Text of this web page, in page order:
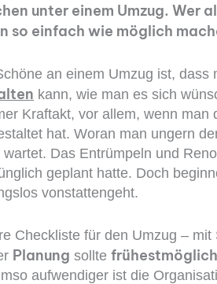
unter einem Umzug. Wer
so einfach wie möglich
an einem Umzug ist,
kann, wie man es sich
Kraftakt, vor allem, wenn
hat. Woran man ungern
wartet. Das Entrümpeln und
geplant hatte. Doch
vonstattengeht.
Checkliste für den Umzug –
Planung sollte frühestmöglich
aufwendiger ist die